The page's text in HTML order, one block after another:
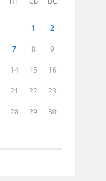
1 2
7 8 9
14 15 16
21 22 23
28 29 30